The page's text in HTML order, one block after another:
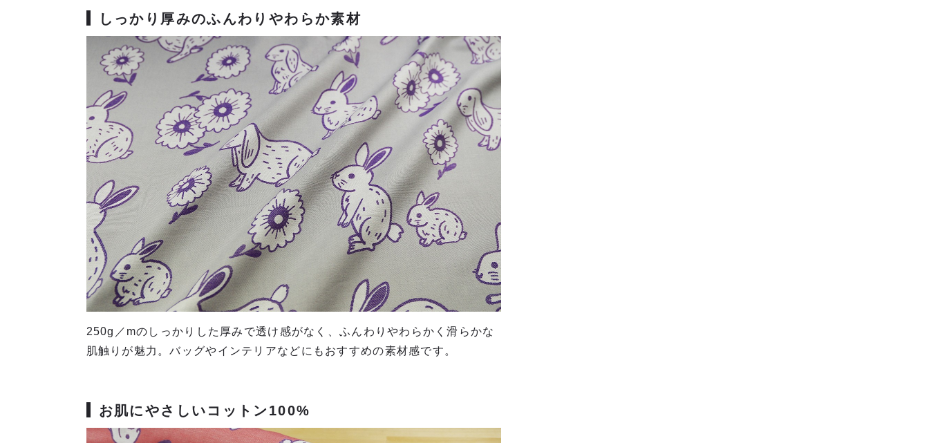
しっかり厚みのふんわりやわらか素材
250g／mのしっかりした厚みで透け感がなく、ふんわりやわらかく滑らかな
肌触りが魅力。バッグやインテリアなどにもおすすめの素材感です。
お肌にやさしいコットン100%